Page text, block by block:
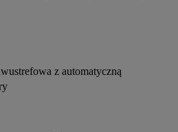
z automatyczną